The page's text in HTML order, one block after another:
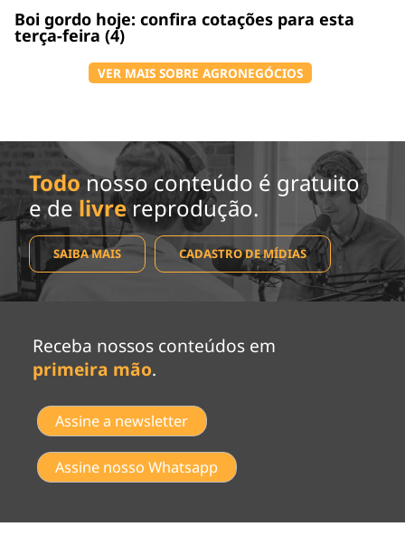
Boi gordo hoje: confira cotações para esta
terça-feira (4)
VER MAIS SOBRE AGRONEGÓCIOS
Todo nosso conteúdo é gratuito
e de livrereprodução.
SAIBA MAIS CADASTRO DE MÍDIAS
Receba nossos conteúdos em
primeira mão.
Assine a newsletter
Assine nosso Whatsapp